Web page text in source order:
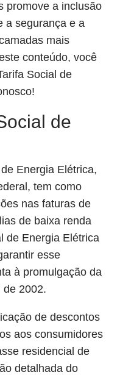
promove a inclusão
a segurança e a
mais
conteúdo, você
Social de
de
Energia Elétrica,
tem como
nas faturas de
de baixa renda
de Energia Elétrica
esse
à promulgação da
de 2002.
de descontos
aos consumidores
residencial de
detalhada do